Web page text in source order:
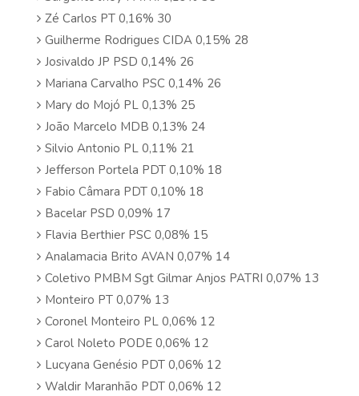
Zé Carlos PT 0,16% 30
Guilherme Rodrigues CIDA 0,15% 28
Josivaldo JP PSD 0,14% 26
Mariana Carvalho PSC 0,14% 26
Mary do Mojó PL 0,13% 25
João Marcelo MDB 0,13% 24
Silvio Antonio PL 0,11% 21
Jefferson Portela PDT 0,10% 18
Fabio Câmara PDT 0,10% 18
Bacelar PSD 0,09% 17
Flavia Berthier PSC 0,08% 15
Analamacia Brito AVAN 0,07% 14
Coletivo PMBM Sgt Gilmar Anjos PATRI 0,07% 13
Monteiro PT 0,07% 13
Coronel Monteiro PL 0,06% 12
Carol Noleto PODE 0,06% 12
Lucyana Genésio PDT 0,06% 12
Waldir Maranhão PDT 0,06% 12